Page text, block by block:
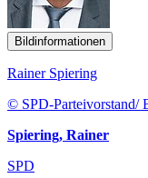
Bildinformationen
Rainer Spiering
© SPD-Parteivorstand/
Spiering, Rainer
SPD